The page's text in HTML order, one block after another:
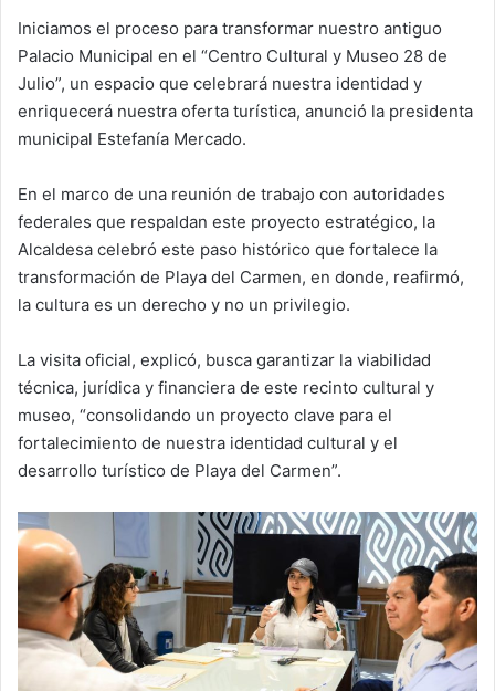
Iniciamos el proceso para transformar nuestro antiguo
Palacio Municipal en el “Centro Cultural y Museo 28 de
Julio”, un espacio que celebrará nuestra identidad y
enriquecerá nuestra oferta turística, anunció la presidenta
municipal Estefanía Mercado.
En el marco de una reunión de trabajo con autoridades
federales que respaldan este proyecto estratégico, la
Alcaldesa celebró este paso histórico que fortalece la
transformación de Playa del Carmen, en donde, reafirmó,
la cultura es un derecho y no un privilegio.
La visita oficial, explicó, busca garantizar la viabilidad
técnica, jurídica y financiera de este recinto cultural y
museo, “consolidando un proyecto clave para el
fortalecimiento de nuestra identidad cultural y el
desarrollo turístico de Playa del Carmen”.